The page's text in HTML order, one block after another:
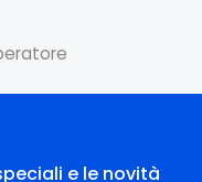
e le novità